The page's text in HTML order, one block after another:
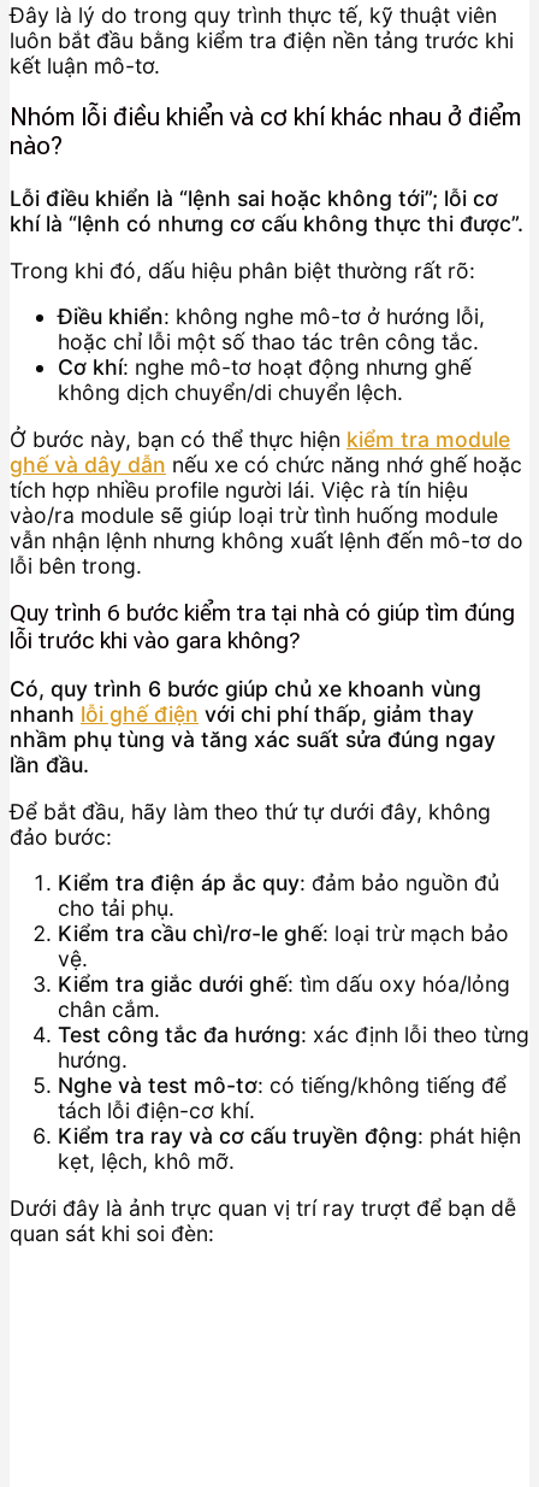
Đây là lý do trong quy trình thực tế, kỹ thuật viên
luôn bắt đầu bằng kiểm tra điện nền tảng trước khi
kết luận mô-tơ.
Nhóm lỗi điều khiển và cơ khí khác nhau ở điểm
nào?
Lỗi điều khiển là “lệnh sai hoặc không tới”; lỗi cơ
khí là “lệnh có nhưng cơ cấu không thực thi được”.
Trong khi đó, dấu hiệu phân biệt thường rất rõ:
Điều khiển: không nghe mô-tơ ở hướng lỗi,
hoặc chỉ lỗi một số thao tác trên công tắc.
Cơ khí: nghe mô-tơ hoạt động nhưng ghế
không dịch chuyển/di chuyển lệch.
Ở bước này, bạn có thể thực hiện kiểm tra module
ghế và dây dẫn nếu xe có chức năng nhớ ghế hoặc
tích hợp nhiều profile người lái. Việc rà tín hiệu
vào/ra module sẽ giúp loại trừ tình huống module
vẫn nhận lệnh nhưng không xuất lệnh đến mô-tơ do
lỗi bên trong.
Quy trình 6 bước kiểm tra tại nhà có giúp tìm đúng
lỗi trước khi vào gara không?
Có, quy trình 6 bước giúp chủ xe khoanh vùng
nhanh lỗi ghế điện với chi phí thấp, giảm thay
nhầm phụ tùng và tăng xác suất sửa đúng ngay
lần đầu.
Để bắt đầu, hãy làm theo thứ tự dưới đây, không
đảo bước:
Kiểm tra điện áp ắc quy: đảm bảo nguồn đủ
cho tải phụ.
Kiểm tra cầu chì/rơ-le ghế: loại trừ mạch bảo
vệ.
Kiểm tra giắc dưới ghế: tìm dấu oxy hóa/lỏng
chân cắm.
Test công tắc đa hướng: xác định lỗi theo từng
hướng.
Nghe và test mô-tơ: có tiếng/không tiếng để
tách lỗi điện-cơ khí.
Kiểm tra ray và cơ cấu truyền động: phát hiện
kẹt, lệch, khô mỡ.
Dưới đây là ảnh trực quan vị trí ray trượt để bạn dễ
quan sát khi soi đèn: